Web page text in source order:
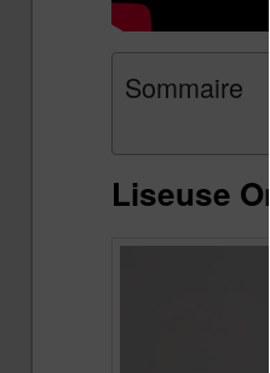
Sommaire
Liseuse